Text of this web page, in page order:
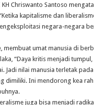
Chriswanto Santoso
kapitalisme dan
negara-negara
membuat umat manusia di
“Daya kritis menjadi
Jadi nilai manusia terletak
dimiliki. Ini mendorong kea
juga bisa menjadi